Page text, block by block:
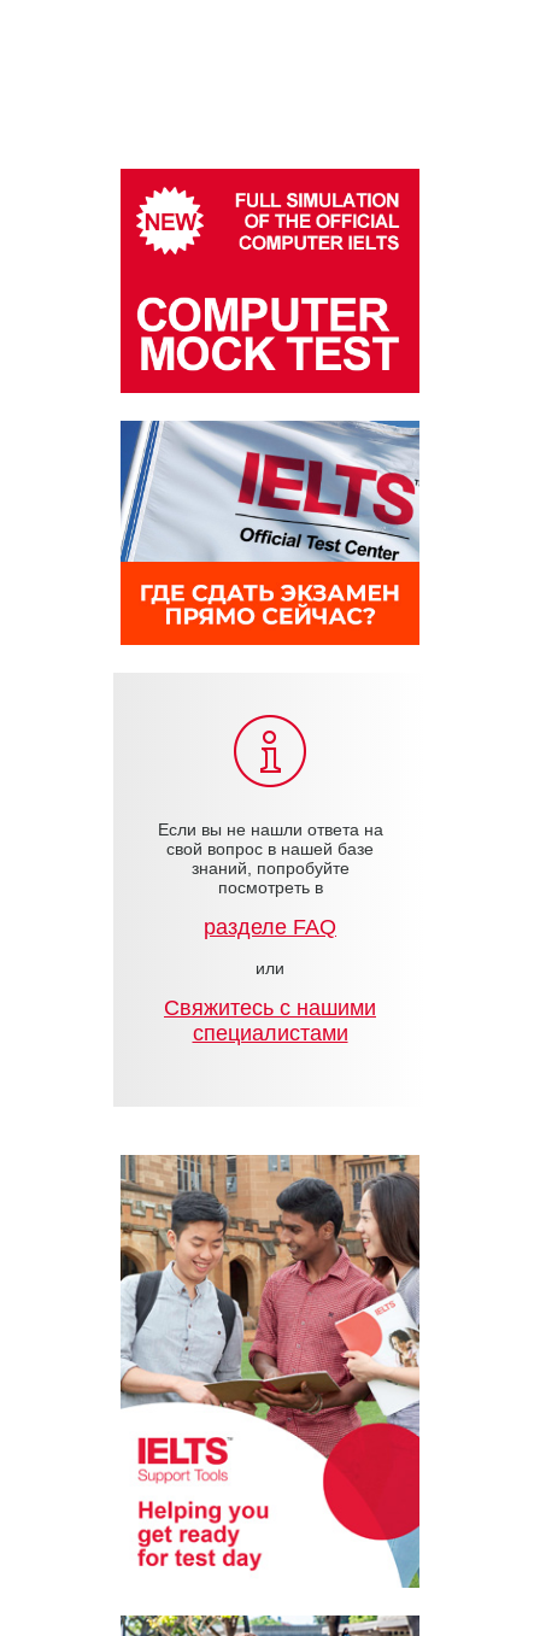
Если вы не нашли ответа на
свой вопрос в нашей базе
знаний, попробуйте
посмотреть в
разделе FAQ
или
Cвяжитесь с нашими
специалистами